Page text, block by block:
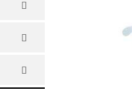


